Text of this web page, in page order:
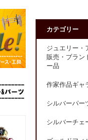
カテゴリー
ジュエリー・
販売・ブラン
ー品
作家作品ギャ
シルバーパー
シルバーチェ